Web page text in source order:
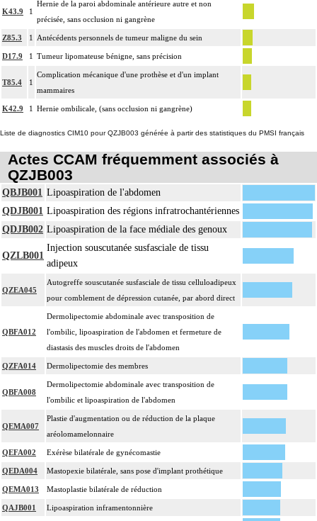
K43.9 1
Hernie de la paroi abdominale antérieure autre et non
précisée, sans occlusion ni gangrène
Z85.3 1 Antécédents personnels de tumeur maligne du sein
D17.9 1 Tumeur lipomateuse bénigne, sans précision
T85.4 1
Complication mécanique d'une prothèse et d'un implant
mammaires
K42.9 1 Hernie ombilicale, (sans occlusion ni gangrène)
Liste de diagnostics CIM10 pour QZJB003 générée à partir des statistiques du PMSI français
Actes CCAM fréquemment associés à
QZJB003
QBJB001 Lipoaspiration de l'abdomen
QDJB001 Lipoaspiration des régions infratrochantériennes
QDJB002 Lipoaspiration de la face médiale des genoux
QZLB001
Injection souscutanée susfasciale de tissu
adipeux
QZEA045
Autogreffe souscutanée susfasciale de tissu celluloadipeux
pour comblement de dépression cutanée, par abord direct
QBFA012
Dermolipectomie abdominale avec transposition de
l'ombilic, lipoaspiration de l'abdomen et fermeture de
diastasis des muscles droits de l'abdomen
QZFA014 Dermolipectomie des membres
QBFA008
Dermolipectomie abdominale avec transposition de
l'ombilic et lipoaspiration de l'abdomen
QEMA007
Plastie d'augmentation ou de réduction de la plaque
aréolomamelonnaire
QEFA002 Exérèse bilatérale de gynécomastie
QEDA004 Mastopexie bilatérale, sans pose d'implant prothétique
QEMA013 Mastoplastie bilatérale de réduction
QAJB001 Lipoaspiration inframentonnière